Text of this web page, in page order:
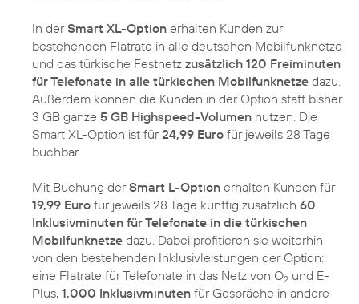
In derSmart XL-Option erhalten Kunden zur
bestehenden Flatrate in alle deutschen Mobilfunknetze
und das türkische Festnetz zusätzlich 120 Freiminuten
für Telefonate in alle türkischen Mobilfunknetze dazu.
Außerdem können die Kunden in der Option statt bisher
3 GB ganze 5 GB Highspeed-Volumen nutzen. Die
Smart XL-Option ist für24,99 Euro für jeweils 28 Tage
buchbar.
Mit Buchung derSmart L-Option erhalten Kunden für
19,99 Euro für jeweils 28 Tage künftig zusätzlich 60
Inklusivminuten für Telefonate in die türkischen
Mobilfunknetze dazu. Dabei profitieren sie weiterhin
von den bestehenden Inklusivleistungen der Option:
eine Flatrate für Telefonate in das Netz von O2 und E-
Plus, 1.000 Inklusivminuten für Gespräche in andere